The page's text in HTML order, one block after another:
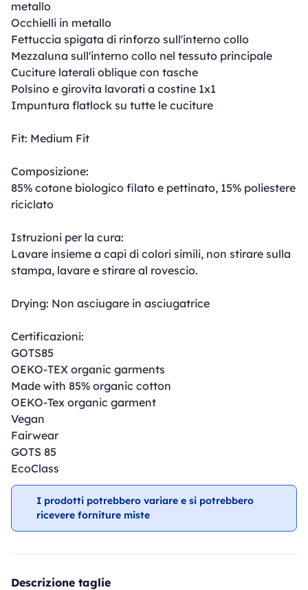
metallo
Occhielli in metallo
Fettuccia spigata di rinforzo sull'interno collo
Mezzaluna sull'interno collo nel tessuto principale
Cuciture laterali oblique con tasche
Polsino e girovita lavorati a costine 1x1
Impuntura flatlock su tutte le cuciture
Fit: Medium Fit
Composizione:
85% cotone biologico filato e pettinato, 15% poliestere
riciclato
Istruzioni per la cura:
Lavare insieme a capi di colori simili, non stirare sulla
stampa, lavare e stirare al rovescio.
Drying: Non asciugare in asciugatrice
Certificazioni:
GOTS85
OEKO-TEX organic garments
Made with 85% organic cotton
OEKO-Tex organic garment
Vegan
Fairwear
GOTS 85
EcoClass
I prodotti potrebbero variare e si potrebbero
ricevere forniture miste
Descrizione taglie